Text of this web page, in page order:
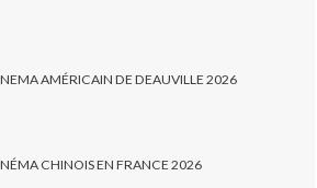
AMÉRICAIN DE DEAUVILLE 2026
CHINOIS EN FRANCE 2026